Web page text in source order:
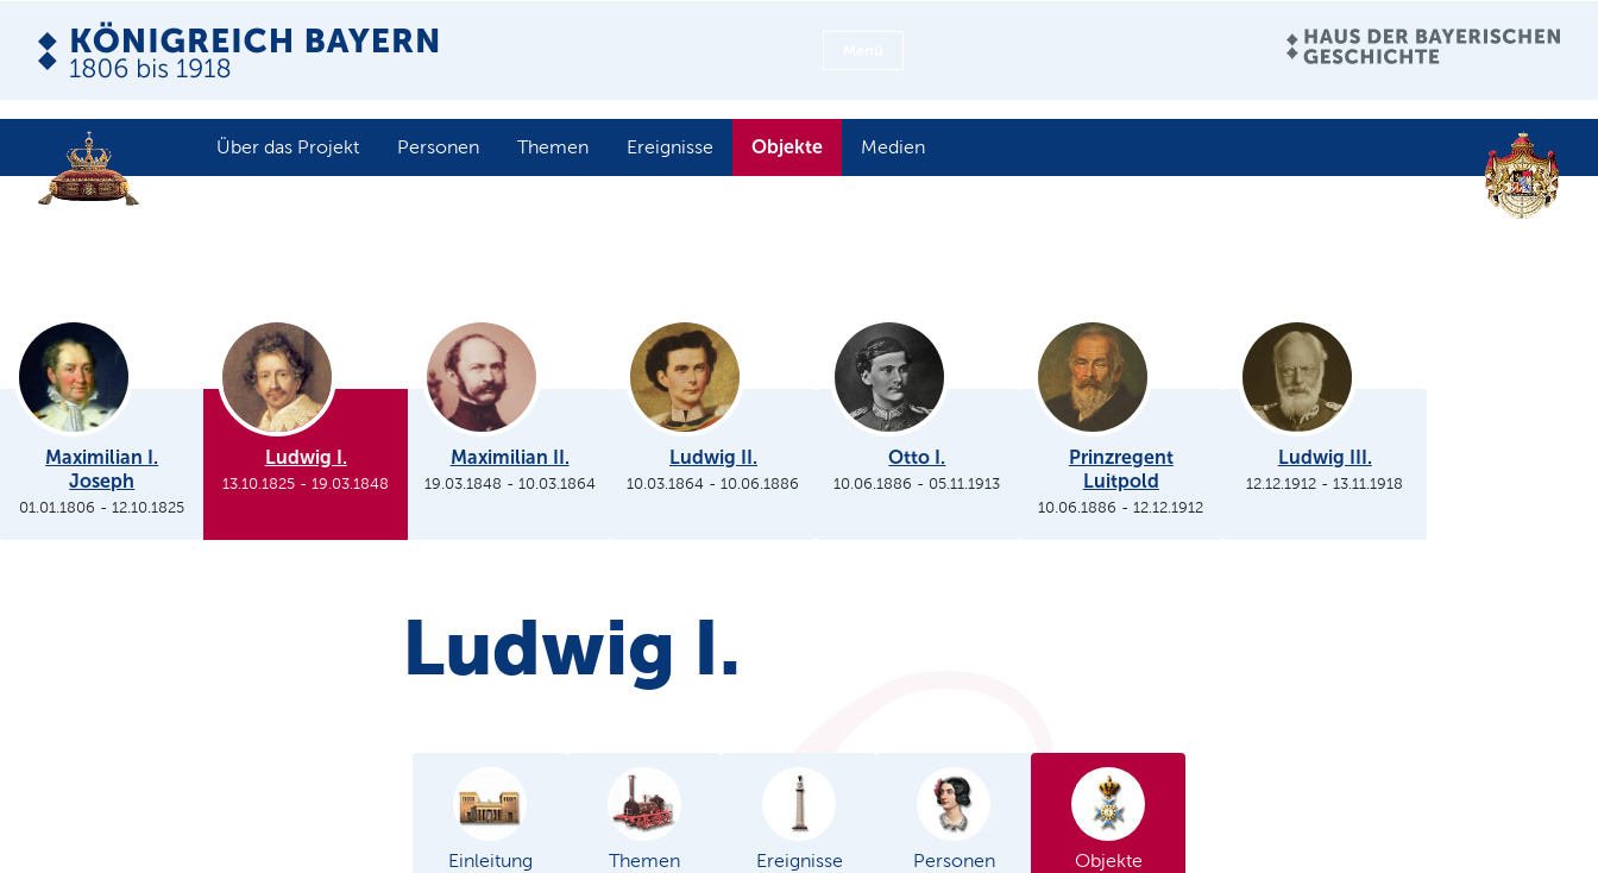
Über das Projekt Personen Themen Ereignisse Objekte Medien
Maximilian I.
Joseph
01.01.1806 -12.10.1825
Ludwig I.
13.10.1825 -19.03.1848
Maximilian II.
19.03.1848 - 10.03.1864
Ludwig II.
10.03.1864 -10.06.1886
Otto I.
10.06.1886 - 05.11.1913
Prinzregent
Luitpold
10.06.1886 -12.12.1912
Ludwig III.
12.12.1912 -13.11.1918
Ludwig I.
Einleitung Themen Ereignisse Personen Objekte